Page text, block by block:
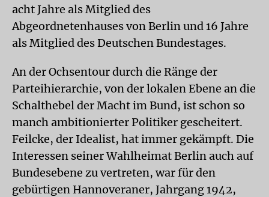
acht Jahre als Mitglied des
Abgeordnetenhauses von Berlin und 16 Jahre
als Mitglied des Deutschen Bundestages.
An der Ochsentour durch die Ränge der
Parteihierarchie, von der lokalen Ebene an die
Schalthebel der Macht im Bund, ist schon so
manch ambitionierter Politiker gescheitert.
Feilcke, der Idealist, hat immer gekämpft. Die
Interessen seiner Wahlheimat Berlin auch auf
Bundesebene zu vertreten, war für den
gebürtigen Hannoveraner, Jahrgang 1942,